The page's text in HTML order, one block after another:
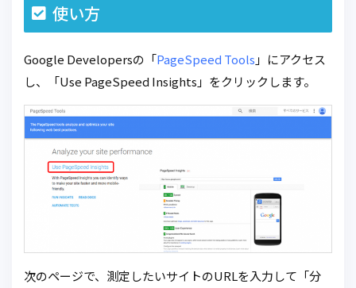
使い方
Google Developersの「PageSpeed Tools 」にアクセス
し、「Use PageSpeed Insights」をクリックします。
次のページで、測定したいサイトのURLを入力して「分